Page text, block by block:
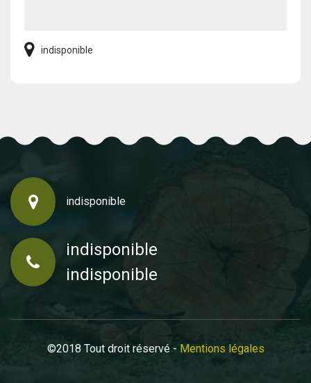
indisponible
indisponible
indisponible
indisponible
©2018 Tout droit réservé - Mentions légales